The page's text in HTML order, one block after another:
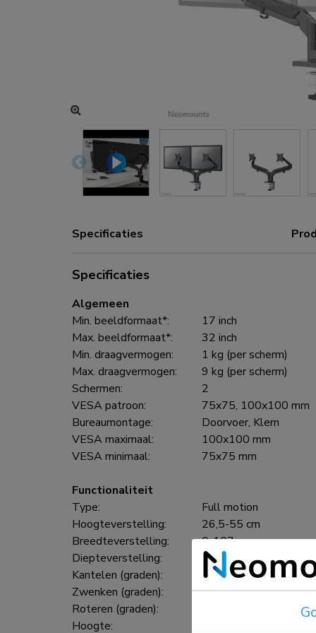
Specificaties
Specificaties
Algemeen
Min. beeldformaat*:
17 inch
Max. beeldformaat*:
32 inch
Min. draagvermogen:
1 kg (per scherm)
Max. draagvermogen:
9 kg (per scherm)
Schermen:
2
VESA patroon:
75x75, 100x100 mm
Bureaumontage:
Doorvoer, Klem
VESA maximaal:
100x100 mm
VESA minimaal:
75x75 mm
Functionaliteit
Type:
Full motion
Hoogteverstelling:
26,5-55 cm
Breedteverstelling:
0-107 cm
Diepteverstelling:
0-49 cm
Kantelen (graden):
+45°, -45°
Zwenken (graden):
+90°, -90°
Roteren (graden):
Hoogte: